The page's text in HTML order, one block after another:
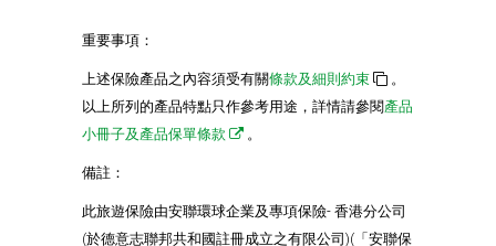
重要事項：
上述保險產品之內容須受有關條款及細則約束
。
以上所列的產品特點只作參考用途，詳情請參閱產品
小冊子及產品保單條款
。
備註：
此旅遊保險由安聯環球企業及專項保險- 香港分公司
(於德意志聯邦共和國註冊成立之有限公司)(「安聯保